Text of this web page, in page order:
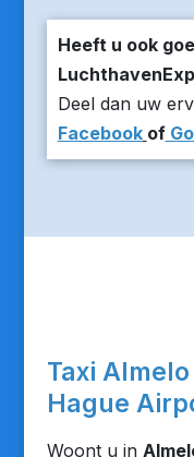
Heeft u ook
Deel dan uw
Facebook of
Taxi
Hague
Woont u in